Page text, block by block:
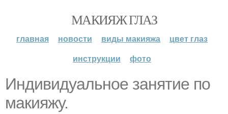
МАКИЯЖ ГЛАЗ
главная новости виды макияжа
цвет глаз
инструкции
фото
Индивидуальное занятие по
макияжу.